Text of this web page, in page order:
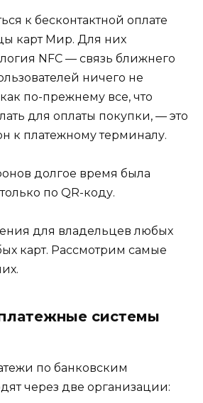
к бесконтактной оплате
карт Мир. Для них
NFC — связь ближнего
ничего не
по-прежнему все, что
для оплаты покупки, — это
к платежному терминалу.
долгое время была
по QR-коду.
для владельцев любых
карт. Рассмотрим самые
системы
по банковским
через две организации: